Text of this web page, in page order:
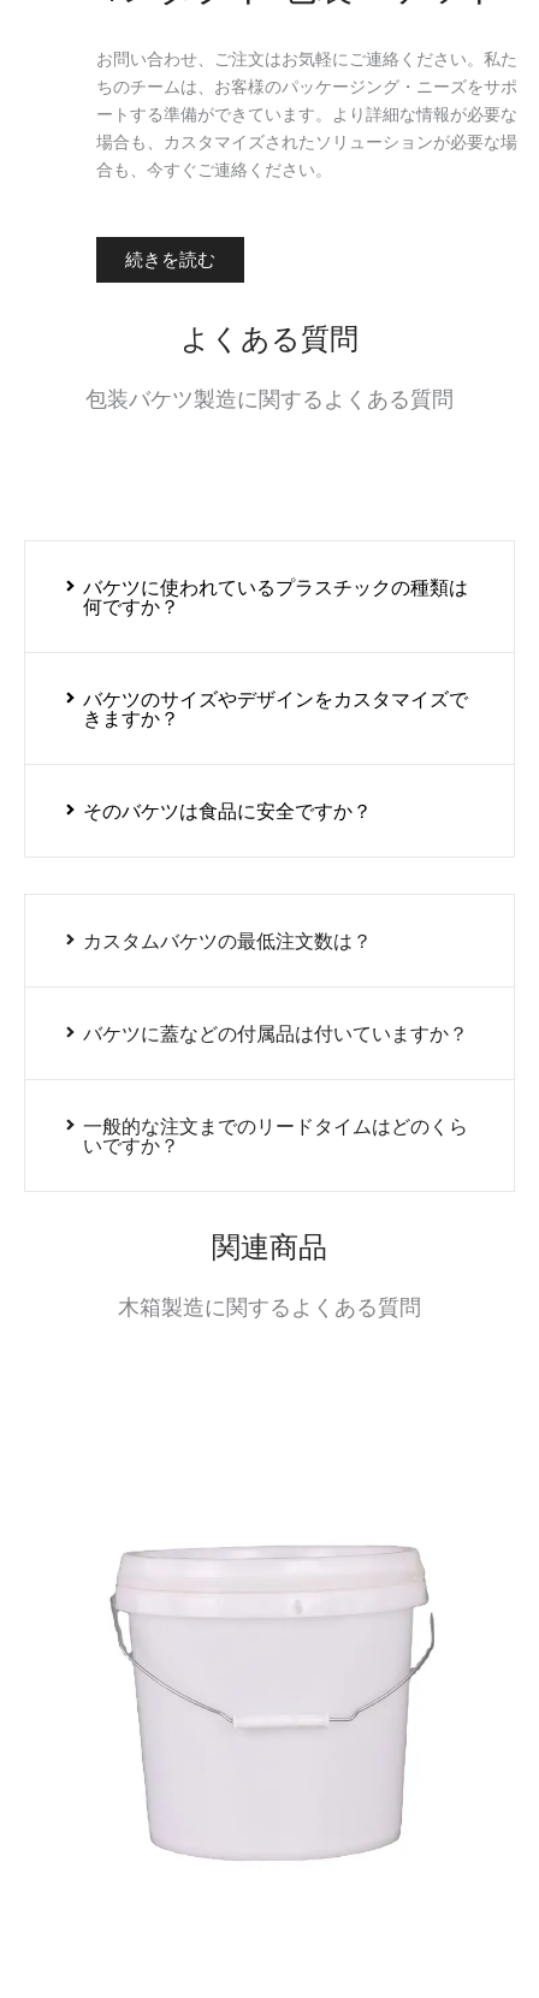
お問い合わせ、ご注文はお気軽にご連絡ください。私た
ちのチームは、お客様のパッケージング・ニーズをサポ
ートする準備ができています。より詳細な情報が必要な
場合も、カスタマイズされたソリューションが必要な場
合も、今すぐご連絡ください。
続きを読む
よくある質問
包装バケツ製造に関するよくある質問
バケツに使われているプラスチックの種類は
何ですか？
バケツのサイズやデザインをカスタマイズで
きますか？
そのバケツは食品に安全ですか？
カスタムバケツの最低注文数は？
バケツに蓋などの付属品は付いていますか？
一般的な注文までのリードタイムはどのくら
いですか？
関連商品
木箱製造に関するよくある質問